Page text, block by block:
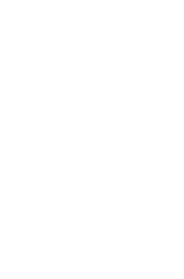
rojo para los municipios
La Agencia Estatal de
por lluvia en la zona de la
Así, han señalado que se
menos de doce horas a lo
que el «peligro es
viajar salvo que sea